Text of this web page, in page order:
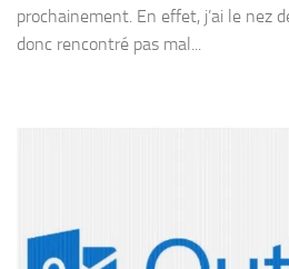
prochainement. En effet, j’ai le nez
donc rencontré pas mal...